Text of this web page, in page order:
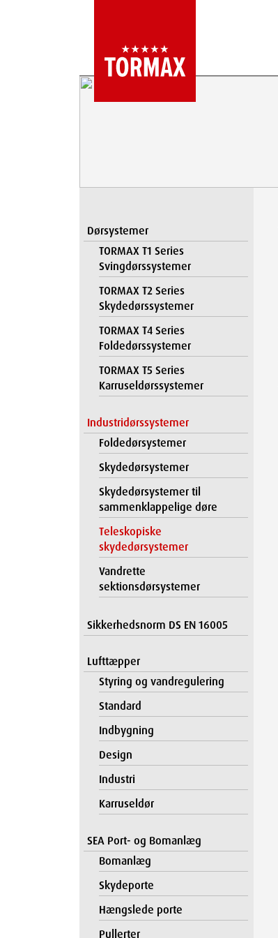
Dørsystemer
TORMAX T1 Series
Svingdørssystemer
TORMAX T2 Series
Skydedørssystemer
TORMAX T4 Series
Foldedørssystemer
TORMAX T5 Series
Karruseldørssystemer
Industridørssystemer
Foldedørsystemer
Skydedørsystemer
Skydedørsystemer til
sammenklappelige døre
Teleskopiske
skydedørsystemer
Vandrette
sektionsdørsystemer
Sikkerhedsnorm DS EN 16005
Lufttæpper
Styring og vandregulering
Standard
Indbygning
Design
Industri
Karruseldør
SEA Port- og Bomanlæg
Bomanlæg
Skydeporte
Hængslede porte
Pullerter